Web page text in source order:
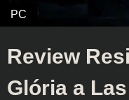
Review
Glória a